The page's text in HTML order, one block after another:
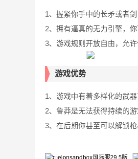
1、握紧你手中的长矛或者
2、拥有逼真的无力引擎，
3、游戏规则开放自由，允
游戏优势
1、游戏中有着多样化的武
2、鲁莽是无法获得持续的
3、在后期你甚至可以解锁